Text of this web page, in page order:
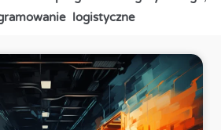
logistyczne